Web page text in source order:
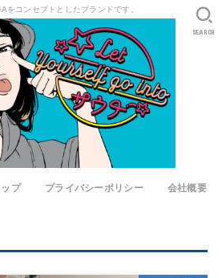
をコンセプトとしたブランドです。
プ プライバシーポリシー 会社概要
SEARCH